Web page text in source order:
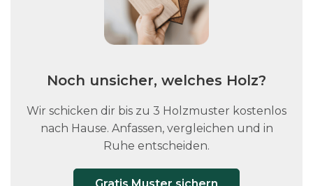
Noch unsicher, welches Holz?
Wir schicken dir bis zu 3 Holzmuster kostenlos
nach Hause. Anfassen, vergleichen und in
Ruhe entscheiden.